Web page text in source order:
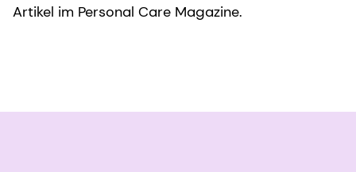
Artikel im Personal Care Magazine.